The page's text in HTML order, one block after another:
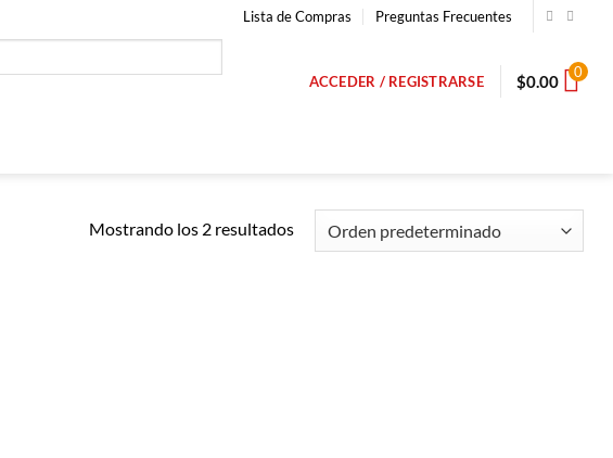
Lista de Compras Preguntas Frecuentes
ACCEDER / REGISTRARSE $0.00 0
Mostrando los 2 resultados